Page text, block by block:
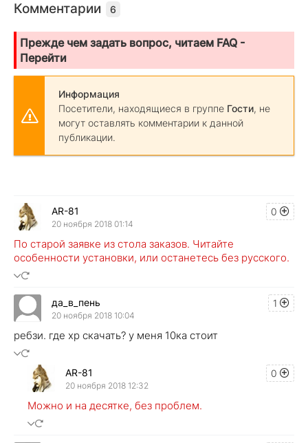
Комментарии 6
Прежде чем задать вопрос, читаем FAQ -
Перейти
Информация
Посетители, находящиеся в группе Гости, не
могут оставлять комментарии к данной
публикации.
0
AR-81
20 ноября 2018 01:14
По старой заявке из стола заказов. Читайте
особенности установки, или останетесь без русского.
1
да_в_пень
20 ноября 2018 10:04
ребзи. где хр скачать? у меня 10ка стоит
0
AR-81
20 ноября 2018 12:32
Можно и на десятке, без проблем.